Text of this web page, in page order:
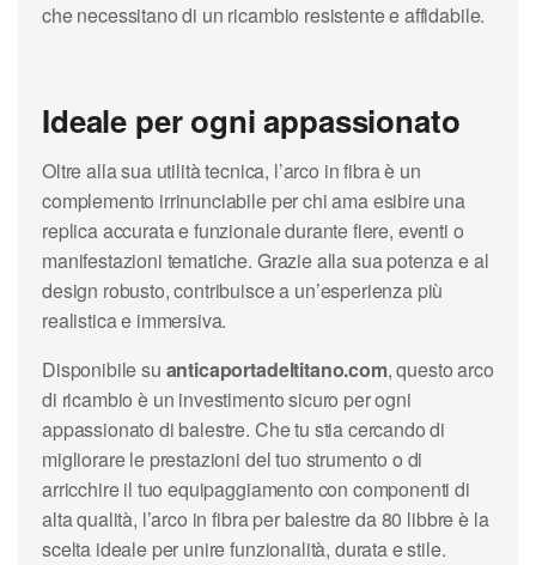
che necessitano di un ricambio resistente e affidabile.
Ideale per ogni appassionato
Oltre alla sua utilità tecnica, l’arco in fibra è un
complemento irrinunciabile per chi ama esibire una
replica accurata e funzionale durante fiere, eventi o
manifestazioni tematiche. Grazie alla sua potenza e al
design robusto, contribuisce a un’esperienza più
realistica e immersiva.
Disponibile su anticaportadeltitano.com, questo arco
di ricambio è un investimento sicuro per ogni
appassionato di balestre. Che tu stia cercando di
migliorare le prestazioni del tuo strumento o di
arricchire il tuo equipaggiamento con componenti di
alta qualità, l’arco in fibra per balestre da 80 libbre è la
scelta ideale per unire funzionalità, durata e stile.